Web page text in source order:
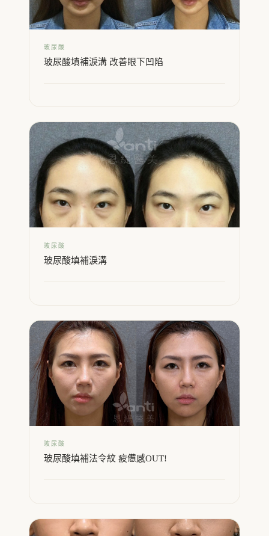
玻尿酸
玻尿酸填補淚溝 改善眼下凹陷
玻尿酸
玻尿酸填補淚溝
玻尿酸
玻尿酸填補法令紋 疲憊感OUT!